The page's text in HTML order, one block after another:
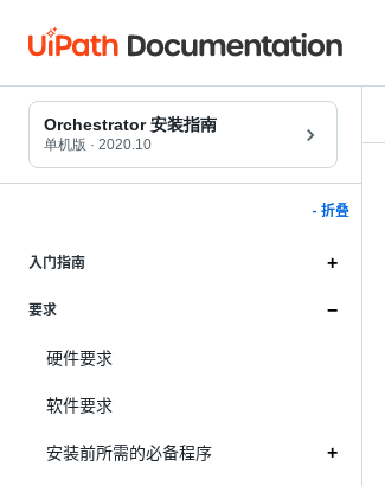
Orchestrator 安装指南
单机版 · 2020.10
- 折叠
入门指南
要求
硬件要求
软件要求
安装前所需的必备程序